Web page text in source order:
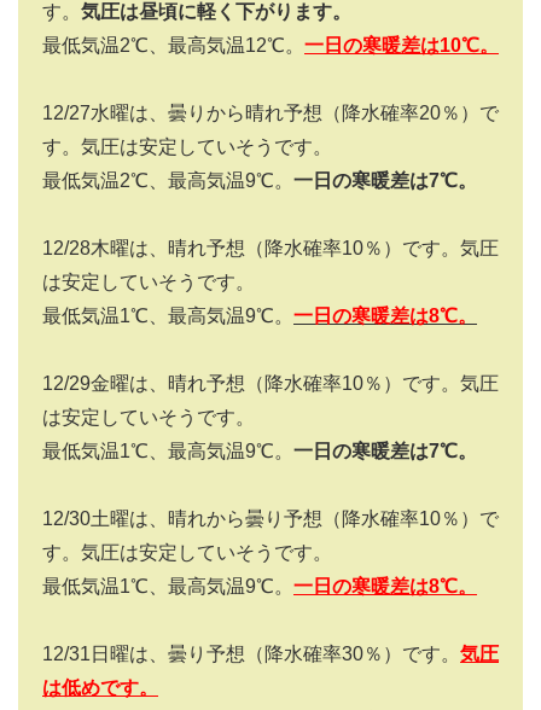
す。 気圧は昼頃に軽く下がります。
最低気温2℃、最高気温12℃。 一日の寒暖差は10℃。
12/27水曜は、曇りから晴れ予想（降水確率20％）で
す。気圧は安定していそうです。
最低気温2℃、最高気温9℃。 一日の寒暖差は7℃。
12/28木曜は、晴れ予想（降水確率10％）です。気圧
は安定していそうです。
最低気温1℃、最高気温9℃。 一日の寒暖差は8℃。
12/29金曜は、晴れ予想（降水確率10％）です。気圧
は安定していそうです。
最低気温1℃、最高気温9℃。 一日の寒暖差は7℃。
12/30土曜は、晴れから曇り予想（降水確率10％）で
す。気圧は安定していそうです。
最低気温1℃、最高気温9℃。 一日の寒暖差は8℃。
12/31日曜は、曇り予想（降水確率30％）です。 気圧
は低めです。